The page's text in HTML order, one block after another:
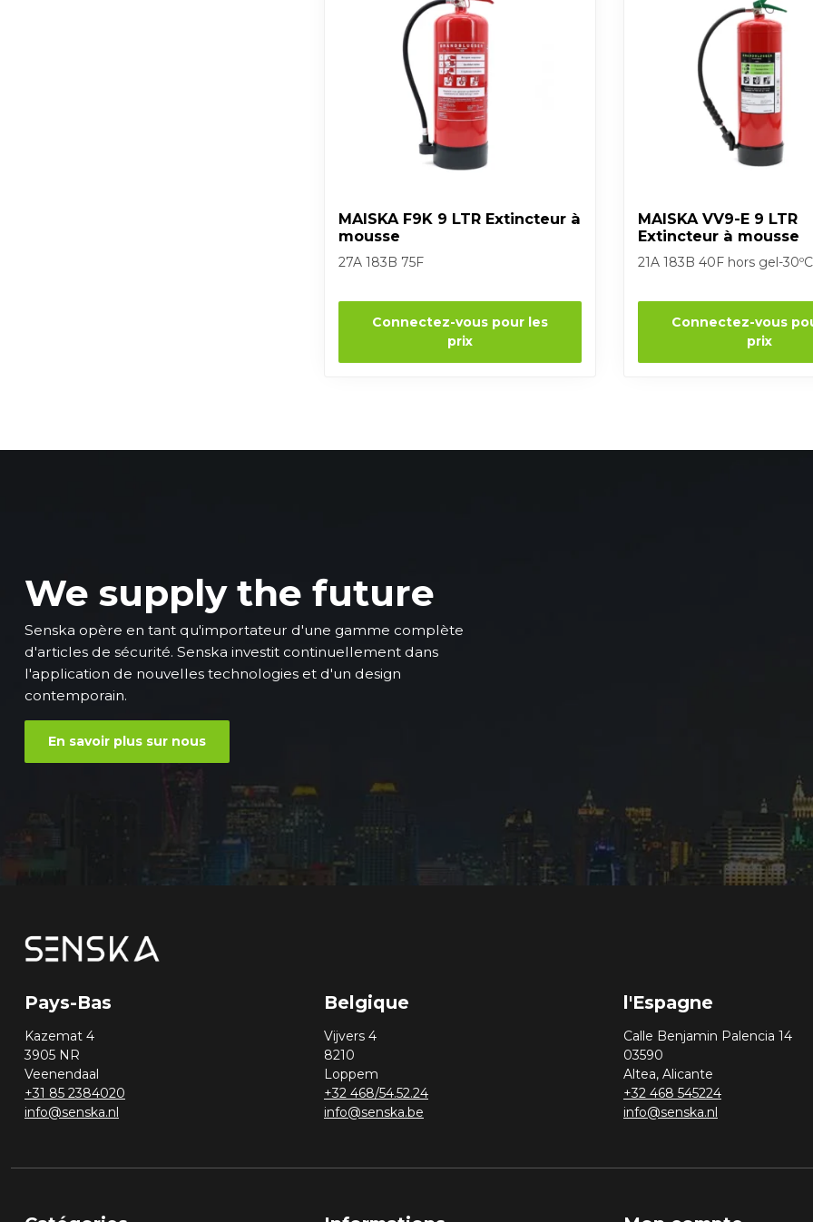
MAISKA F9K 9 LTR Extincteur à
mousse
27A 183B 75F
Connectez-vous pour les
prix
MAISKA VV9-E 9 LTR
Extincteur à mousse
21A 183B 40F hors gel-30ºC
Connectez-vous
prix
We supply the future
Senska opère en tant qu'importateur d'une gamme complète
d'articles de sécurité. Senska investit continuellement dans
l'application de nouvelles technologies et d'un design
contemporain.
En savoir plus sur nous
Pays-Bas
Kazemat 4
3905 NR
Veenendaal
+31 85 2384020
info@senska.nl
Belgique
Vijvers 4
8210
Loppem
+32 468/54.52.24
info@senska.be
l'Espagne
Calle Benjamin Palencia 14
03590
Altea, Alicante
+32 468 545224
info@senska.nl